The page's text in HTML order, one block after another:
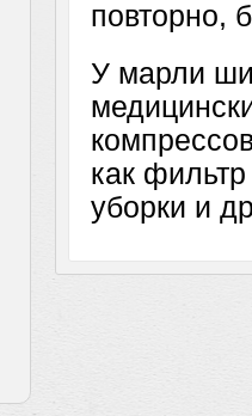
повторно,
У марли
как
уборки и